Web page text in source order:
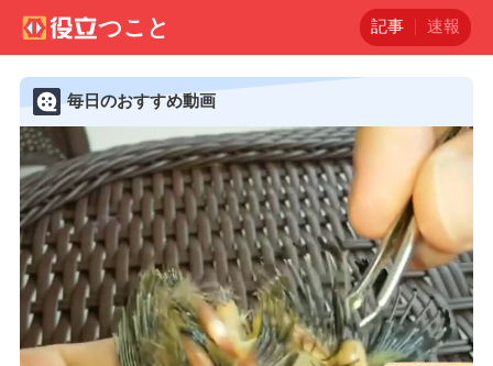
記事 速報
毎日のおすすめ動画